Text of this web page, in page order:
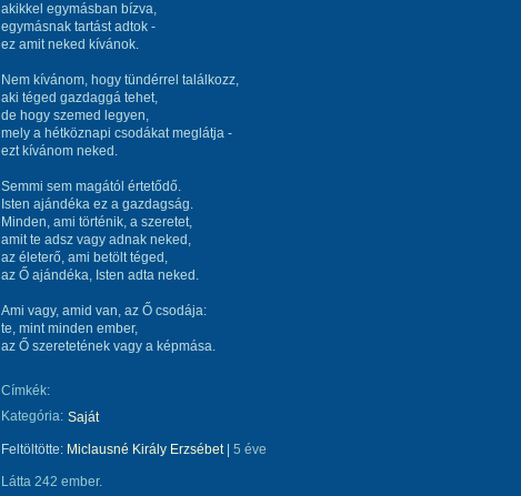
akikkel egymásban bízva,
egymásnak tartást adtok -
ez amit neked kívánok.
Nem kívánom, hogy tündérrel találkozz,
aki téged gazdaggá tehet,
de hogy szemed legyen,
mely a hétköznapi csodákat meglátja -
ezt kívánom neked.
Semmi sem magától értetődő.
Isten ajándéka ez a gazdagság.
Minden, ami történik, a szeretet,
amit te adsz vagy adnak neked,
az életerő, ami betölt téged,
az Ő ajándéka, Isten adta neked.
Ami vagy, amid van, az Ő csodája:
te, mint minden ember,
az Ő szeretetének vagy a képmása.
Címkék:
Kategória: Saját
Feltöltötte: Miclausné Király Erzsébet| 5 éve
Látta 242 ember.